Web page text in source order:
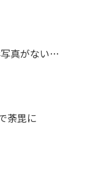
真がない…
荼毘に